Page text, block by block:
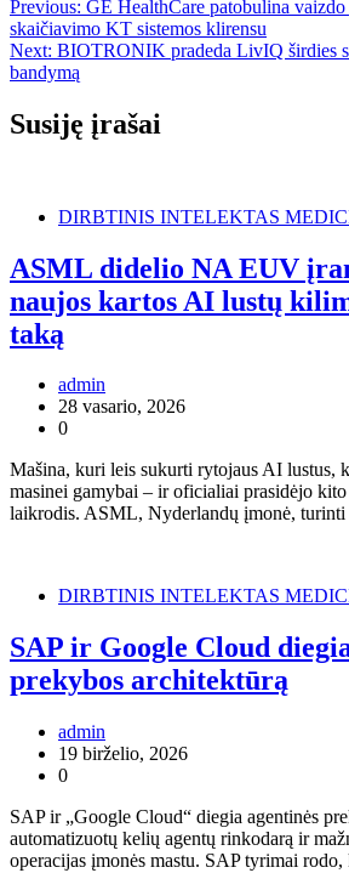
Navigacija
tarp
įrašų
Previous: GE HealthCare patobulina
skaičiavimo KT sistemos klirensu
Next: BIOTRONIK pradeda LivIQ širdies
bandymą
Susiję įrašai
DIRBTINIS INTELEKTAS
ASML didelio NA EUV
naujos kartos AI lustų
taką
admin
28 vasario, 2026
0
Mašina, kuri leis sukurti rytojaus AI lustus,
masinei gamybai – ir oficialiai prasidėjo
laikrodis. ASML, Nyderlandų įmonė,
DIRBTINIS INTELEKTAS
SAP ir Google Cloud
prekybos architektūrą
admin
19 birželio, 2026
0
SAP ir „Google Cloud“ diegia agentinės
automatizuotų kelių agentų rinkodarą ir
operacijas įmonės mastu. SAP tyrimai